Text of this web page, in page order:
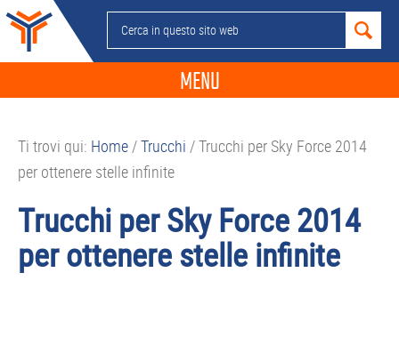
Passa
alla
navigazione
Passa
contenuto
Passa
alla
barra
Passa
piè
Cerca
in
sito
MENU
GUIDE ACQUISTO
SMARTPHONE
TABLET
Ti trovi qui: Home/Trucchi /Trucchi per Sky Force 2014
per ottenere stelle infinite
Trucchi per Sky Force 2014
per ottenere stelle infinite